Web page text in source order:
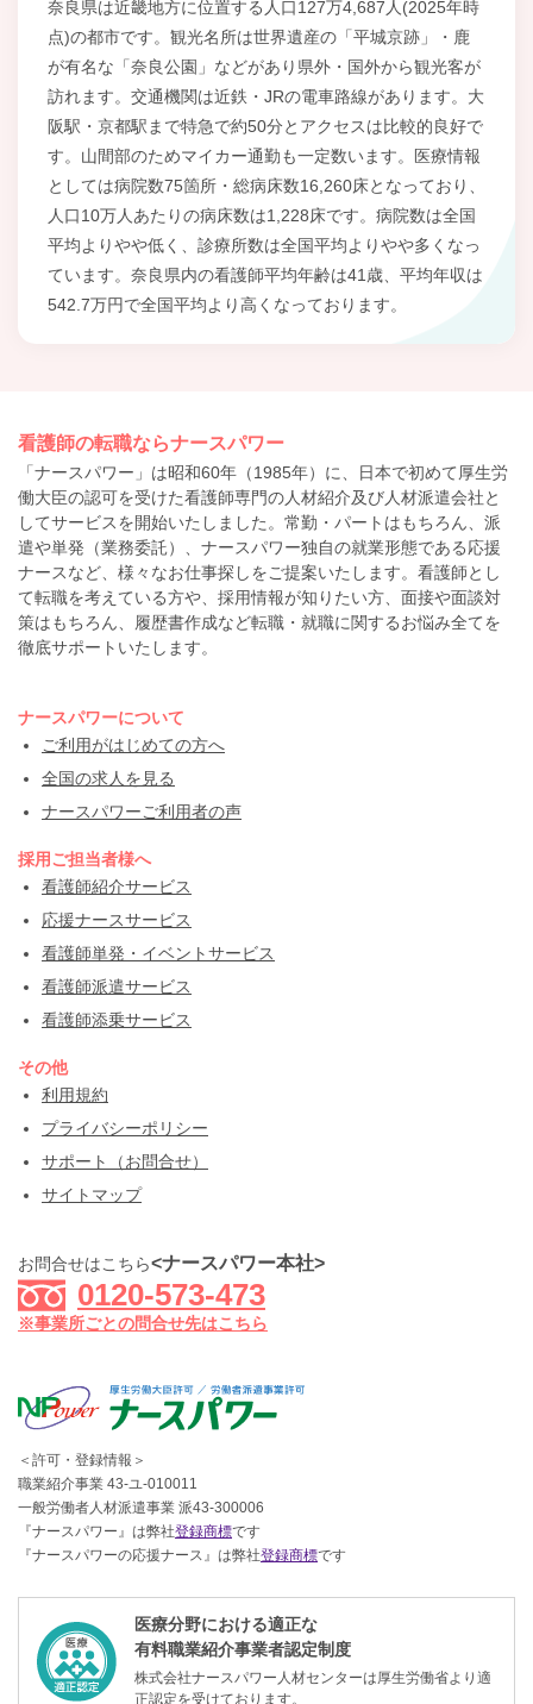
奈良県は近畿地方に位置する人口127万4,687人(2025年時
点)の都市です。観光名所は世界遺産の「平城京跡」・鹿
が有名な「奈良公園」などがあり県外・国外から観光客が
訪れます。交通機関は近鉄・JRの電車路線があります。大
阪駅・京都駅まで特急で約50分とアクセスは比較的良好で
す。山間部のためマイカー通勤も一定数います。医療情報
としては病院数75箇所・総病床数16,260床となっており、
人口10万人あたりの病床数は1,228床です。病院数は全国
平均よりやや低く、診療所数は全国平均よりやや多くなっ
ています。奈良県内の看護師平均年齢は41歳、平均年収は
542.7万円で全国平均より高くなっております。
看護師の転職ならナースパワー
「ナースパワー」は昭和60年（1985年）に、日本で初めて厚生労
働大臣の認可を受けた看護師専門の人材紹介及び人材派遣会社と
してサービスを開始いたしました。常勤・パートはもちろん、派
遣や単発（業務委託）、ナースパワー独自の就業形態である応援
ナースなど、様々なお仕事探しをご提案いたします。看護師とし
て転職を考えている方や、採用情報が知りたい方、面接や面談対
策はもちろん、履歴書作成など転職・就職に関するお悩み全てを
徹底サポートいたします。
ナースパワーについて
ご利用がはじめての方へ
全国の求人を見る
ナースパワーご利用者の声
採用ご担当者様へ
看護師紹介サービス
応援ナースサービス
看護師単発・イベントサービス
看護師派遣サービス
看護師添乗サービス
その他
利用規約
プライバシーポリシー
サポート（お問合せ）
サイトマップ
お問合せはこちら<ナースパワー本社>
0120-573-473
※事業所ごとの問合せ先はこちら
＜許可・登録情報＞
職業紹介事業 43-ユ-010011
一般労働者人材派遣事業 派43-300006
『ナースパワー』は弊社登録商標です
『ナースパワーの応援ナース』は弊社登録商標です
医療分野における適正な
有料職業紹介事業者認定制度
株式会社ナースパワー人材センターは厚生労働省より適
正認定を受けております。